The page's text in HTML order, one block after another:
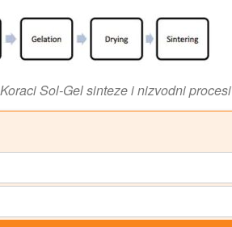
Sol-Gel sinteze i nizvodni procesi